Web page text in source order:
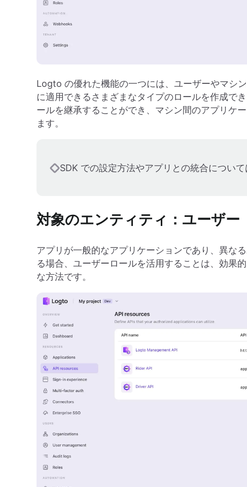
Logto の優れた機能の一つには、ユーザーやマシ
に適用できるさまざまなタイプのロールを作成で
ールを継承することができ、マシン間のアプリケ
ます。
SDK での設定方法やアプリとの統合につい
対象のエンティティ：ユーザー
アプリが一般的なアプリケーションであり、異な
る場合、ユーザーロールを活用することは、効果
な方法です。